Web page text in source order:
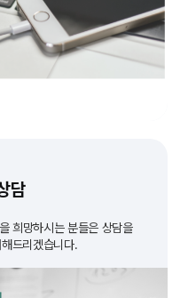
담
희망하시는 분들은 상담을
드리겠습니다.